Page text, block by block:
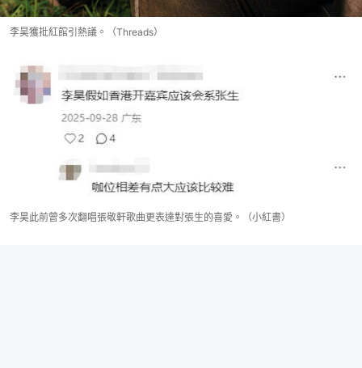
李昊獲批紅館引熱議。（Threads）
李昊此前曾多次翻唱張敬軒歌曲更表達對張生的喜愛。（小紅書）